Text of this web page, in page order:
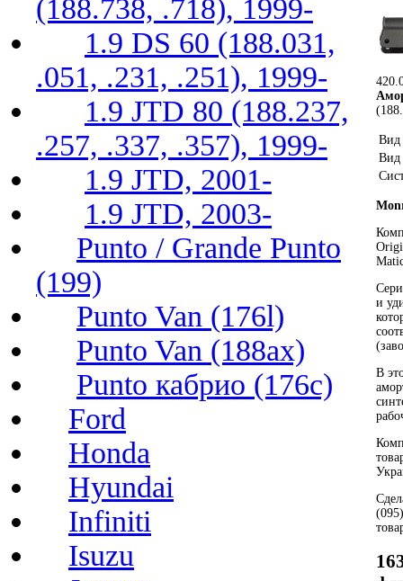
(188.738, .718), 1999-
1.9 DS 60 (188.031,
.051, .231, .251), 1999-
1.9 JTD 80 (188.237,
.257, .337, .357), 1999-
1.9 JTD, 2001-
1.9 JTD, 2003-
Punto / Grande Punto
(199)
Punto Van (176l)
Punto Van (188ax)
Punto кабрио (176c)
Ford
Honda
Hyundai
Infiniti
Isuzu
Вид
Вид
и
В